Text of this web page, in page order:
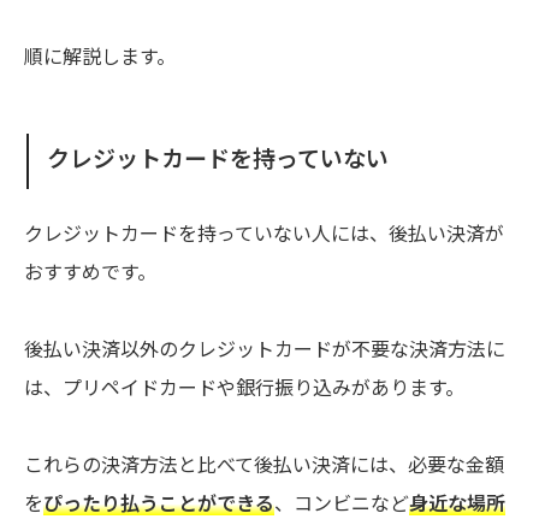
順に解説します。
クレジットカードを持っていない
クレジットカードを持っていない人には、後払い決済が
おすすめです。
後払い決済以外のクレジットカードが不要な決済方法に
は、プリペイドカードや銀行振り込みがあります。
これらの決済方法と比べて後払い決済には、必要な金額
をぴったり払うことができる、コンビニなど身近な場所